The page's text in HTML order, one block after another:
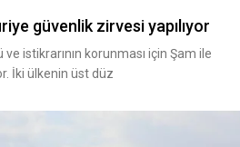
güvenlik zirvesi yapılıyor
istikrarının korunması için Şam ile
İki ülkenin üst düz